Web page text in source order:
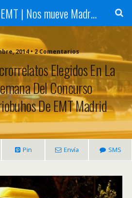
El blog de la EMT | Nos mueve Madrid
2014 • 2 Comentarios
Elegidos En La
Del Concurso
De EMT Madrid
Pin Envía SMS